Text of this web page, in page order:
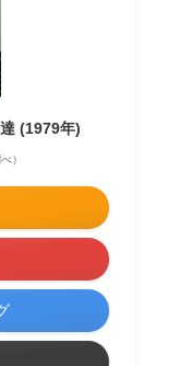
(1979年)
）